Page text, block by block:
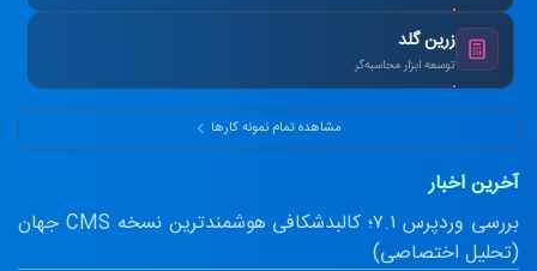
یکپارچه‌سازی اطلاعات و اتوماسیون پیامک.
زرین گلد
توسعه ابزار محاسبه‌گر
ماشین‌حساب پیشرفته سود مرکب و طلا.
مشاهده تمام نمونه کارها
آخرین اخبار
بررسی وردپرس ۷.۱؛ کالبدشکافی هوشمندترین نسخه CMS جهان
(تحلیل اختصاصی)